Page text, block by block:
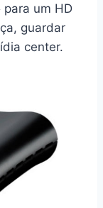
um HD
guardar
center.